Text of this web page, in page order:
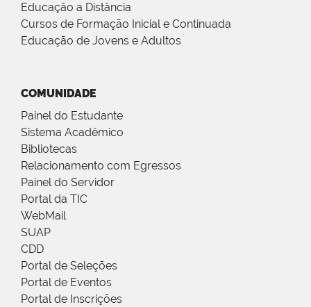
Educação a Distância
Cursos de Formação Inicial e Continuada
Educação de Jovens e Adultos
COMUNIDADE
Painel do Estudante
Sistema Acadêmico
Bibliotecas
Relacionamento com Egressos
Painel do Servidor
Portal da TIC
WebMail
SUAP
CDD
Portal de Seleções
Portal de Eventos
Portal de Inscrições